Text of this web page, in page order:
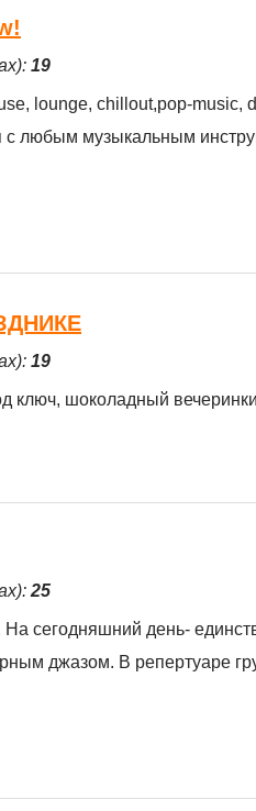
19
lounge, chillout,pop-music,
любым музыкальным
19
ключ, шоколадный
25
сегодняшний день-
джазом. В репертуаре